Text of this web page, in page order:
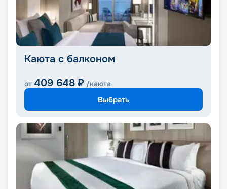
Каюта с балконом
от 409 648 ₽ /каюта
Выбрать